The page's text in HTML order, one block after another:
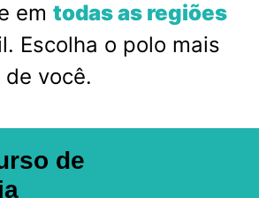
em todas as regiões
Escolha o polo mais
você.
de